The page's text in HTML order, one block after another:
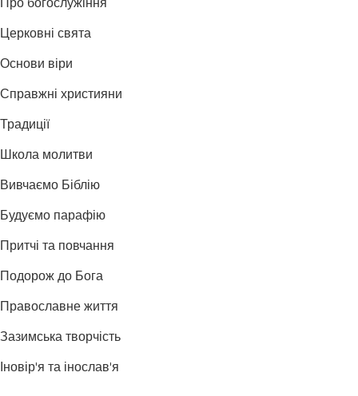
Церковні свята
Основи віри
Справжні християни
Традиції
Школа молитви
Вивчаємо Біблію
Будуємо парафію
Притчі та повчання
Подорож до Бога
Православне життя
Зазимська творчість
Іновір'я та інослав'я